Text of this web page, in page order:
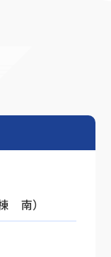
南）